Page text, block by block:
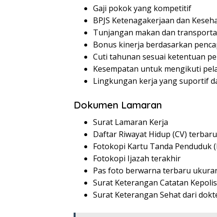
Gaji pokok yang kompetitif
BPJS Ketenagakerjaan dan
Tunjangan makan dan
Bonus kinerja berdasarkan
Cuti tahunan sesuai ketentuan
Kesempatan untuk mengikuti
Lingkungan kerja yang suportif
Dokumen Lamaran
Surat Lamaran Kerja
Daftar Riwayat Hidup (CV) terbaru
Fotokopi Kartu Tanda Penduduk
Fotokopi Ijazah terakhir
Pas foto berwarna terbaru
Surat Keterangan Catatan
Surat Keterangan Sehat dari